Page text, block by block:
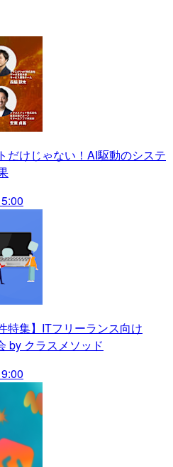
だけじゃない！AI駆動のシステ
特集】ITフリーランス向け
by クラスメソッド